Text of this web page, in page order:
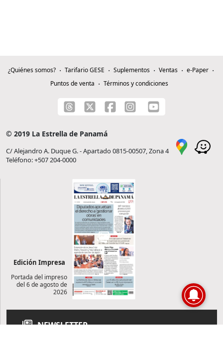
¿Quiénes somos? Tarifario GESE Suplementos Ventas
e-Paper
Puntos de venta
Términos y condiciones
© 2019 La Estrella de Panamá
C/ Alejandro A. Duque G. - Apartado 0815-00507, Zona 4
Teléfono: +507 204-0000
Edición Impresa
Portada del impreso
del 6 de agosto de
2026
NEWSLETTER